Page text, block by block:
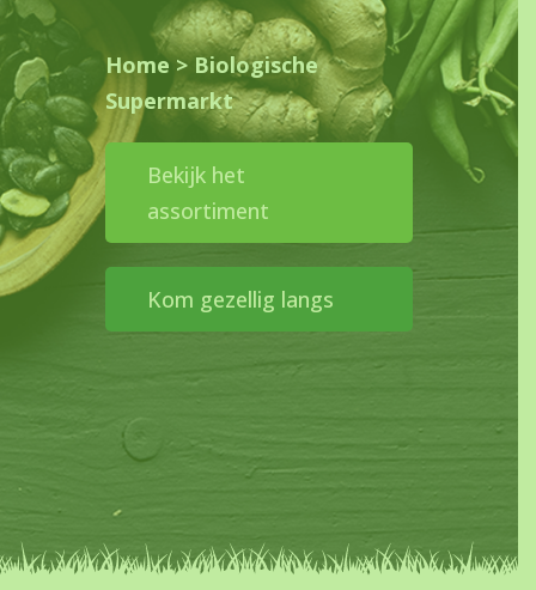
Home> Biologische
Supermarkt
Bekijk het
assortiment
Kom gezellig langs